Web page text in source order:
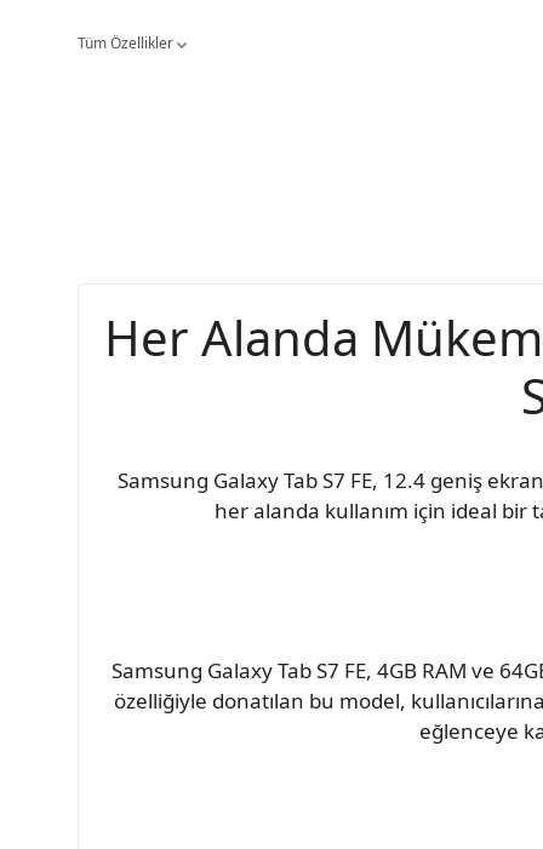
Tüm Özellikler
Her Alanda
Samsung Galaxy Tab S7 FE, 12.4 geniş
her alanda kullanım için ideal bir
Samsung Galaxy Tab S7 FE, 4GB RAM ve
özelliğiyle donatılan bu model,
eğlenceye